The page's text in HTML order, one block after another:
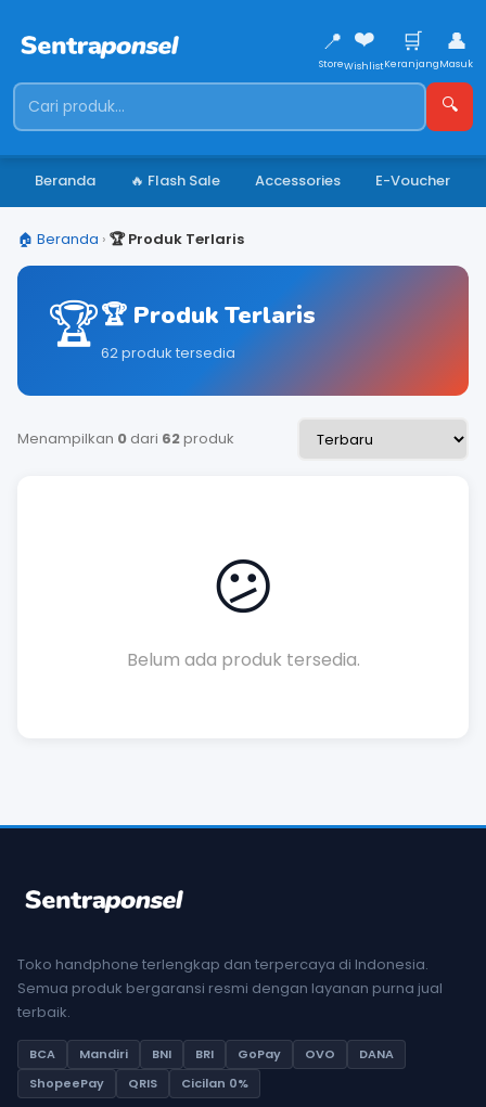
📍
Store
❤️
Wishlist
🛒
Keranjang
👤
Masuk
🔍
Beranda 🔥 Flash Sale Accessories E-Voucher
🏠 Beranda › 🏆 Produk Terlaris
🏆🏆 Produk Terlaris
62 produk tersedia
Menampilkan 0 dari 62produk
😕
Belum ada produk tersedia.
Toko handphone terlengkap dan terpercaya di Indonesia.
Semua produk bergaransi resmi dengan layanan purna jual
terbaik.
BCA Mandiri BNI BRI GoPay OVO
DANA
ShopeePay
QRIS Cicilan 0%